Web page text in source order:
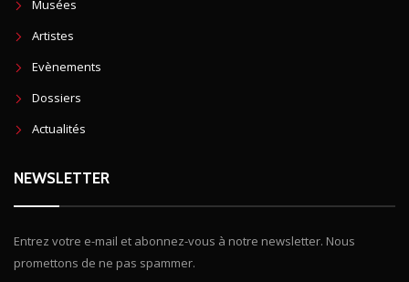
Musées
Artistes
Evènements
Dossiers
Actualités
NEWSLETTER
Entrez votre e-mail et abonnez-vous à notre newsletter. Nous
promettons de ne pas spammer.